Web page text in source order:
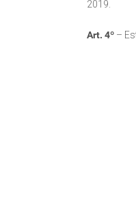
2019.
Art. 4º –